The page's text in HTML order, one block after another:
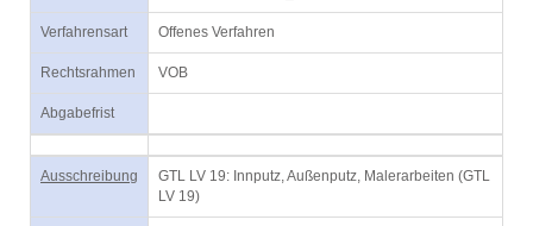
Verfahrensart Offenes Verfahren
Rechtsrahmen VOB
Abgabefrist
Ausschreibung
GTL LV 19: Innputz, Außenputz, Malerarbeiten (GTL
LV 19)